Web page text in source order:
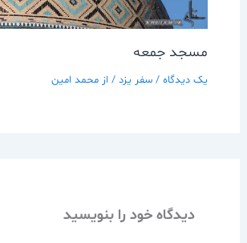
مسجد جمعه
یک دیدگاه / سفر يزد/ از محمد امین
دیدگاه‌ خود را بنویسید